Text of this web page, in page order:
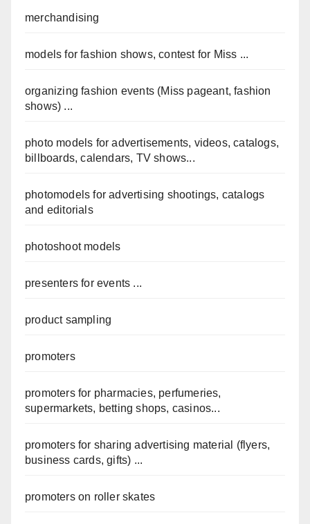
merchandising
models for fashion shows, contest for Miss ...
organizing fashion events (Miss pageant, fashion
shows) ...
photo models for advertisements, videos, catalogs,
billboards, calendars, TV shows...
photomodels for advertising shootings, catalogs
and editorials
photoshoot models
presenters for events ...
product sampling
promoters
promoters for pharmacies, perfumeries,
supermarkets, betting shops, casinos...
promoters for sharing advertising material (flyers,
business cards, gifts) ...
promoters on roller skates